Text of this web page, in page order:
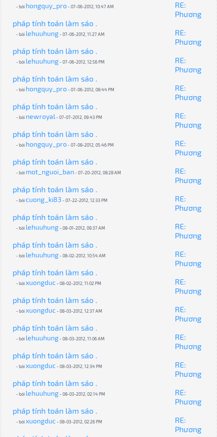
- bởi hongquy_pro- 07-06-2012, 10:47 AM
RE:
Phương
pháp tính toán làm sáo .
- bởi lehuuhung- 07-06-2012, 11:27 AM
RE:
Phương
pháp tính toán làm sáo .
- bởi lehuuhung- 07-06-2012, 12:56 PM
RE:
Phương
pháp tính toán làm sáo .
- bởi hongquy_pro- 07-06-2012, 08:44 PM
RE:
Phương
pháp tính toán làm sáo .
- bởi newroyal- 07-07-2012, 09:43 PM
RE:
Phương
pháp tính toán làm sáo .
- bởi hongquy_pro- 07-08-2012, 05:46 PM
RE:
Phương
pháp tính toán làm sáo .
- bởi mot_nguoi_ban - 07-20-2012, 08:28 AM
RE:
Phương
pháp tính toán làm sáo .
- bởicuong_ki83 - 07-22-2012, 12:33 PM
RE:
Phương
pháp tính toán làm sáo .
- bởi lehuuhung- 08-01-2012, 09:37 AM
RE:
Phương
pháp tính toán làm sáo .
- bởi lehuuhung- 08-02-2012, 10:54 AM
RE:
Phương
pháp tính toán làm sáo .
- bởixuongduc- 08-02-2012, 11:02 PM
RE:
Phương
pháp tính toán làm sáo .
- bởixuongduc- 08-03-2012, 12:37 AM
RE:
Phương
pháp tính toán làm sáo .
- bởi lehuuhung- 08-03-2012, 11:06 AM
RE:
Phương
pháp tính toán làm sáo .
- bởixuongduc- 08-03-2012, 12:34 PM
RE:
Phương
pháp tính toán làm sáo .
- bởi lehuuhung- 08-03-2012, 02:14 PM
RE:
Phương
pháp tính toán làm sáo .
- bởixuongduc- 08-03-2012, 02:26 PM
RE:
Phương